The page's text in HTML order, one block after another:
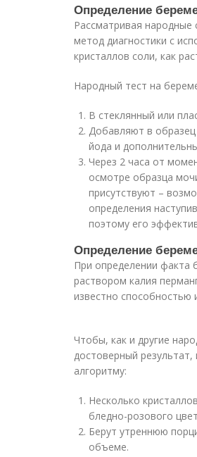
Определение
Рассматривая
метод диагностики с
кристаллов соли, как
Народный тест на
В стеклянный или
Добавляют в
йода и
Через 2 часа от
осмотре образца
присутствуют –
определения
поэтому его
Определение
При определении факта
раствором калия
известно способностью
Чтобы, как и другие
достоверный
алгоритму:
Несколько
бледно-розового
Берут утреннюю
объеме.